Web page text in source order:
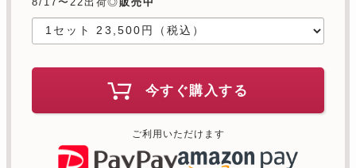
今すぐ購入する
ご利用いただけます